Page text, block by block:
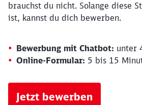
brauchst du nicht. Solange diese
ist, kannst du dich bewerben.
Bewerbung mit Chatbot: unter
Online-Formular: 5 bis 15
Jetzt bewerben